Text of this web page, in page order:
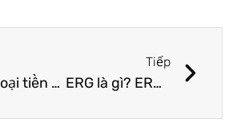
Top 7 loại tiền ảo nên mua khi thị trường tiền ảo rực lửa
Tiếp
ERG là gì? ERG (Eagle rock global) Việt Nam hiện ra sao? Mô hình đa cấp lừa đảo trên ERG là có thật?